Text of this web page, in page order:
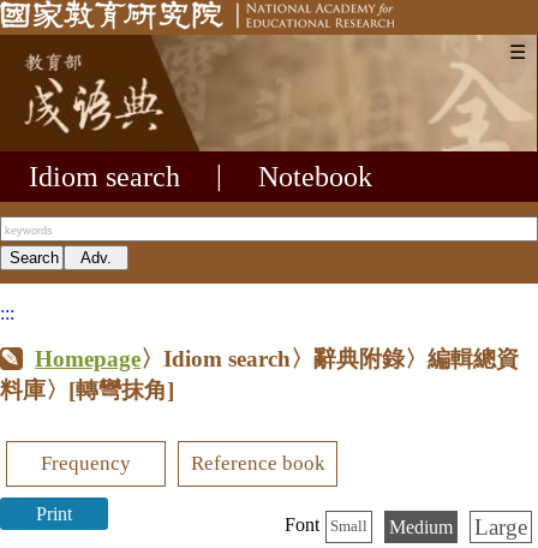
☰
Idiom search Notebook
:::
Homepage〉Idiom search〉辭典附錄〉編輯總資
料庫〉 [轉彎抹角]
Frequency Reference book
Print
Font Small Medium Large